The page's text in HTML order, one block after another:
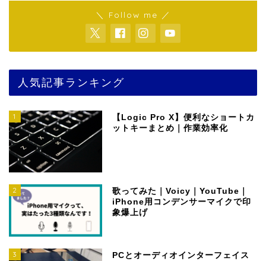
＼ Follow me ／
人気記事ランキング
1
【Logic Pro X】便利なショートカ
ットキーまとめ｜作業効率化
2
歌ってみた｜Voicy｜YouTube｜
iPhone用コンデンサーマイクで印
象爆上げ
3
PCとオーディオインターフェイス